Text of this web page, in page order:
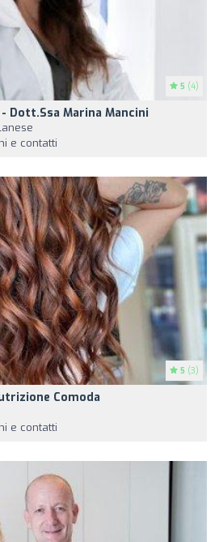
5 (4)
Dott.ssa Marina Mancini
e contatti
5 (3)
Comoda
e contatti